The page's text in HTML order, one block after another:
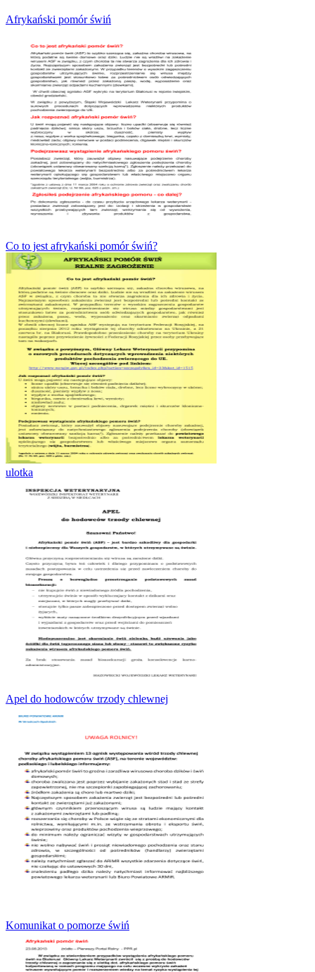
Afrykański pomór świń
Co to jest afrykański pomór świń?
ulotka
Apel do hodowców trzody chlewnej
Komunikat o pomorze świń